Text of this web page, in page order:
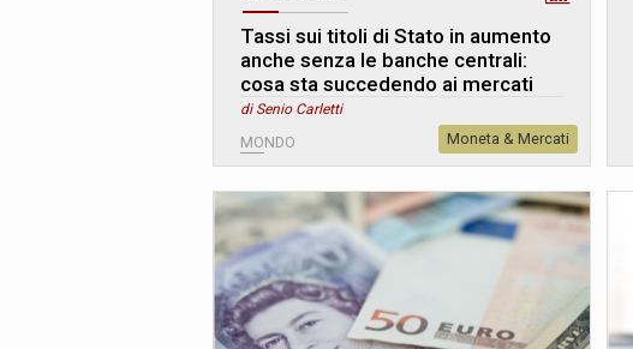
Tassi sui titoli di Stato in aumento
anche senza le banche centrali:
cosa sta succedendo ai mercati
di Senio Carletti
MONDO Moneta & Mercati